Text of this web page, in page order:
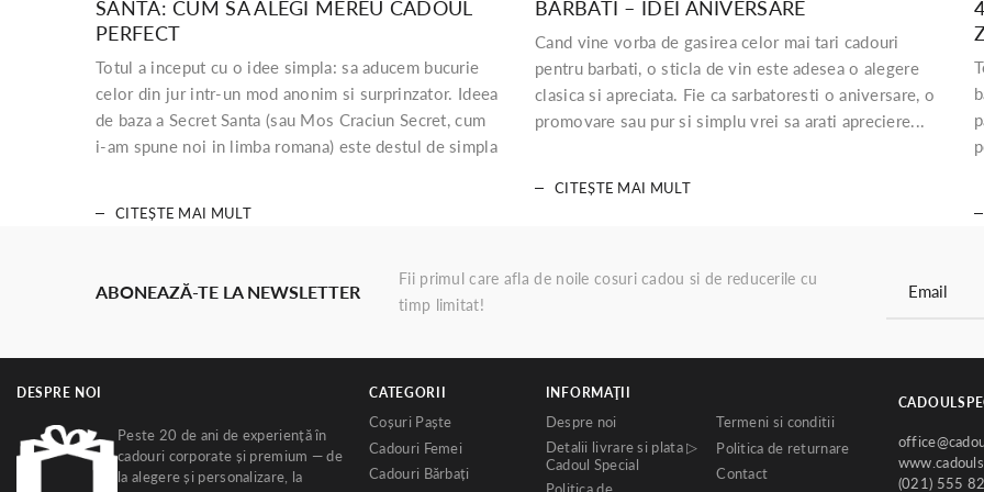
SANTA: CUM SA ALEGI MEREU CADOUL
PERFECT
Totul a inceput cu o idee simpla: sa aducem bucurie
celor din jur intr-un mod anonim si surprinzator. Ideea
de baza a Secret Santa (sau Mos Craciun Secret, cum
i-am spune noi in limba romana) este destul de simpla
CITEȘTE MAI MULT
BARBATI – IDEI ANIVERSARE
Cand vine vorba de gasirea celor mai tari cadouri
pentru barbati, o sticla de vin este adesea o alegere
clasica si apreciata. Fie ca sarbatoresti o aniversare, o
promovare sau pur si simplu vrei sa arati apreciere...
CITEȘTE MAI MULT
ABONEAZĂ-TE LA NEWSLETTER
Fii primul care afla de noile cosuri cadou si de reducerile cu
timp limitat!
DESPRE NOI
Peste 20 de ani de experiență în
cadouri corporate și premium — de
la alegere și personalizare, la
CATEGORII
Coșuri Paște
Cadouri Femei
Cadouri Bărbați
INFORMAŢII
Despre noi
Detalii livrare si plata ▷
Cadoul Special
Termeni si conditii
Politica de returnare
Contact
(021) 555